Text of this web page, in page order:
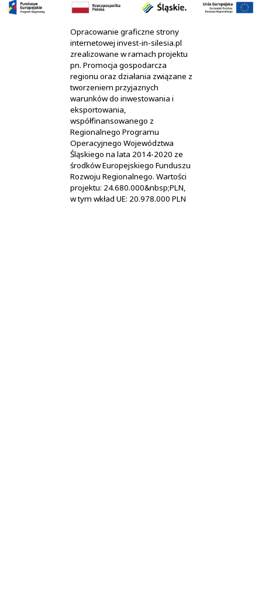
Opracowanie graficzne strony
internetowej invest-in-silesia.pl
zrealizowane w ramach projektu
pn. Promocja gospodarcza
regionu oraz działania związane z
tworzeniem przyjaznych
warunków do inwestowania i
eksportowania,
współfinansowanego z
Regionalnego Programu
Operacyjnego Województwa
Śląskiego na lata 2014-2020 ze
środków Europejskiego Funduszu
Rozwoju Regionalnego. Wartości
projektu: 24.680.000&nbsp;PLN,
w tym wkład UE: 20.978.000 PLN